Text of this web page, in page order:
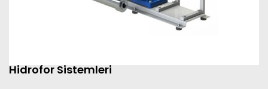
Hidrofor Sistemleri